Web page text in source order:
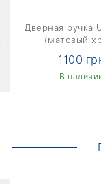
Дверная ручка
(матовый
1100
В